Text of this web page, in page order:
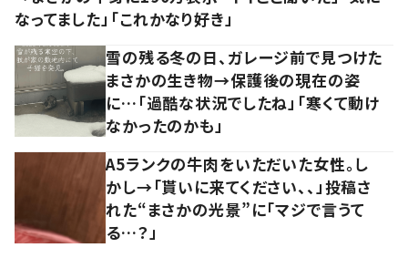
なってました」「これかなり好き」
雪の残る冬の日、ガレージ前で見つけた
まさかの生き物→保護後の現在の姿
に…「過酷な状況でしたね」「寒くて動け
なかったのかも」
A5ランクの牛肉をいただいた女性。し
かし→「貰いに来てください、、」投稿さ
れた“まさかの光景”に「マジで言うて
る…？」